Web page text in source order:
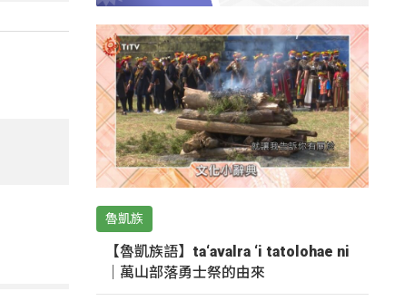
魯凱族
【魯凱族語】ta‘avalra ‘i tatolohae ni
｜萬山部落勇士祭的由來